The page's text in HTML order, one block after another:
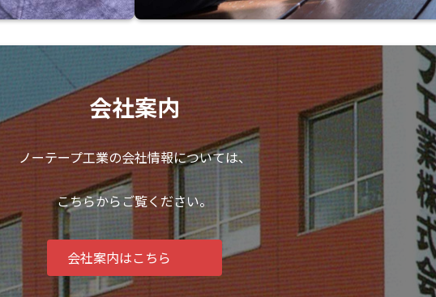
会社案内
ノーテープ工業の会社情報については、
こちらからご覧ください。
会社案内はこちら